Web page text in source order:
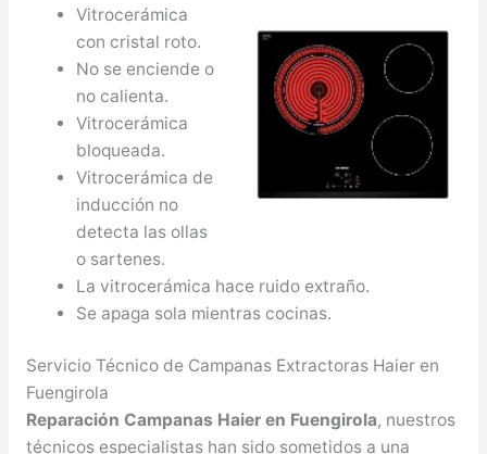
Vitrocerámica
con cristal roto.
No se enciende o
no calienta.
Vitrocerámica
bloqueada.
Vitrocerámica de
inducción no
detecta las ollas
o sartenes.
La vitrocerámica hace ruido extraño.
Se apaga sola mientras cocinas.
Servicio Técnico de Campanas Extractoras Haier en
Fuengirola
Reparación Campanas Haier en Fuengirola, nuestros
técnicos especialistas han sido sometidos a una